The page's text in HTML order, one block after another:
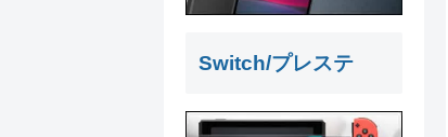
Switch/プレステ